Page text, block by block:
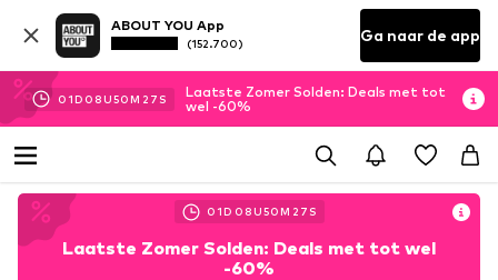
ABOUT YOU App
(152.700) Ga naar de app
01D 08U50M 25 S
Laatste Zomer Solden: Deals met tot
wel -60%
01D 08U50M 25 S
Laatste Zomer Solden: Deals met tot wel
-60%